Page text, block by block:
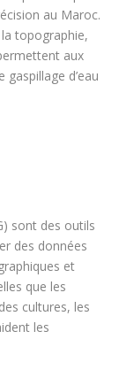
au Maroc.
topographie,
aux
gaspillage d’eau
sont des outils
des données
et
que les
cultures, les
les